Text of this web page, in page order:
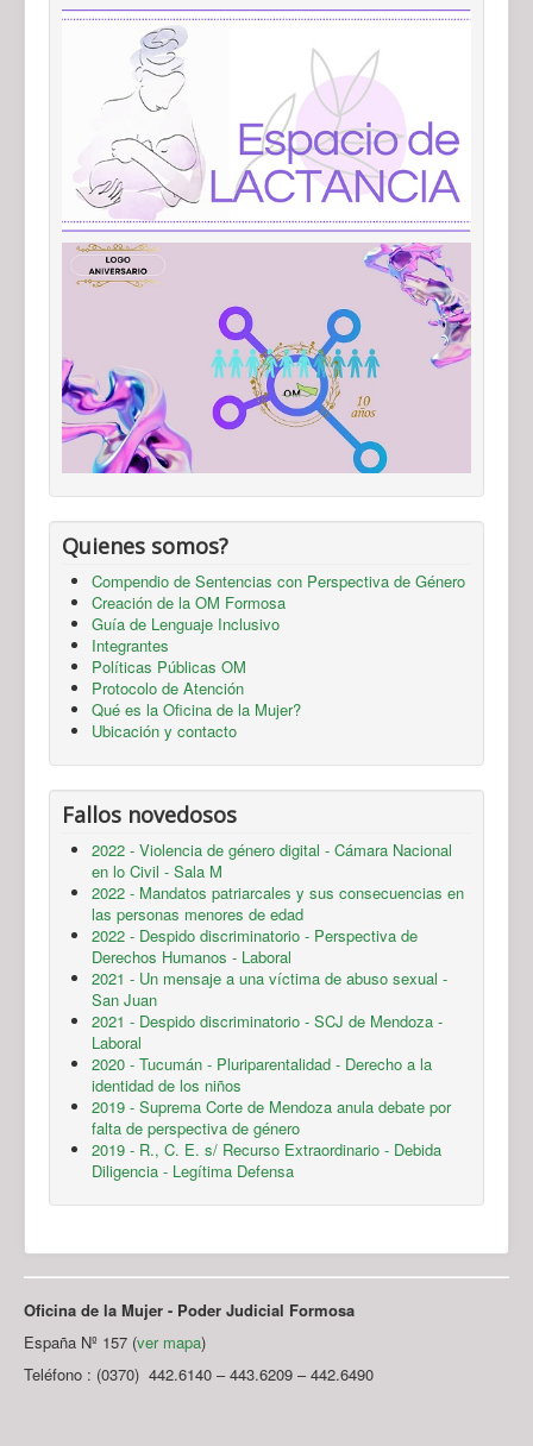
Quienes somos?
Compendio de Sentencias con Perspectiva de Género
Creación de la OM Formosa
Guía de Lenguaje Inclusivo
Integrantes
Políticas Públicas OM
Protocolo de Atención
Qué es la Oficina de la Mujer?
Ubicación y contacto
Fallos novedosos
2022 - Violencia de género digital - Cámara Nacional
en lo Civil - Sala M
2022 - Mandatos patriarcales y sus consecuencias en
las personas menores de edad
2022 - Despido discriminatorio - Perspectiva de
Derechos Humanos - Laboral
2021 - Un mensaje a una víctima de abuso sexual -
San Juan
2021 - Despido discriminatorio - SCJ de Mendoza -
Laboral
2020 - Tucumán - Pluriparentalidad - Derecho a la
identidad de los niños
2019 - Suprema Corte de Mendoza anula debate por
falta de perspectiva de género
2019 - R., C. E. s/ Recurso Extraordinario - Debida
Diligencia - Legítima Defensa
Oficina de la Mujer - Poder Judicial Formosa
España Nº 157 (ver mapa)
Teléfono : (0370) 442.6140 – 443.6209 – 442.6490